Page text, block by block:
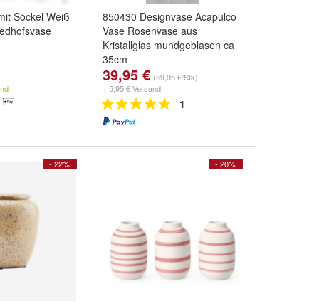
Sockel Weiß
850430 Designvase Acapulco
Vase Rosenvase aus
Kristallglas mundgeblasen ca
35cm
39,95 € (39,95 €/Stk)
+ 5,95 € Versand
1
- 22% - 20%